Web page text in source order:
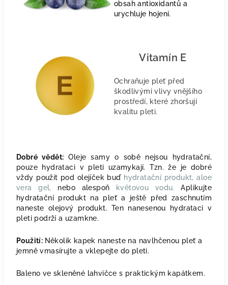
obsah antioxidantů a
urychluje hojení.
Vitamín E
Ochraňuje pleť před
škodlivými vlivy vnějšího
prostředí, které zhoršují
kvalitu pleti.
Dobré vědět: Oleje samy o sobě nejsou hydratační,
pouze hydrataci v pleti uzamykají. Tzn. že je dobré
vždy použít pod olejíček buď hydratační produkt,aloe
vera gel,
nebo alespoň květovou vodu.
Aplikujte
hydratační produkt na pleť a ještě před zaschnutím
naneste olejový produkt. Ten nanesenou hydrataci v
pleti podrží a uzamkne.
Použití: Několik kapek naneste na navlhčenou pleť a
jemně vmasírujte a vklepejte do pleti.
Baleno ve skleněné lahvičce s praktickým kapátkem.